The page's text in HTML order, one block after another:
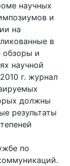
научных
и
на
в
обзоры и
научной
г. журнал
должны
результаты
по